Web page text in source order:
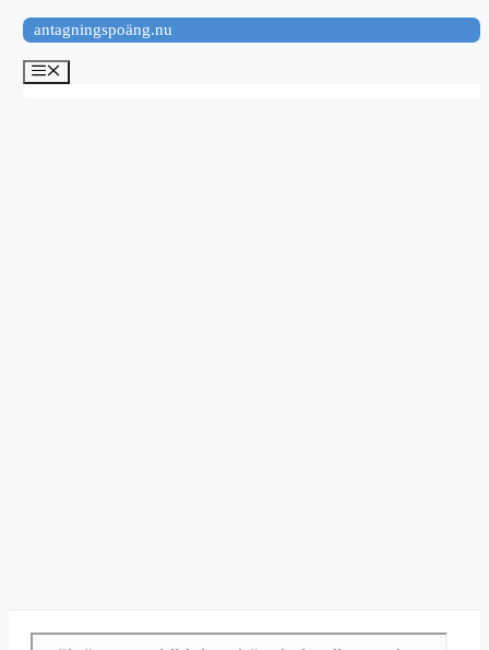
Hoppa
till
innehåll
antagningspoäng.nu
Meny